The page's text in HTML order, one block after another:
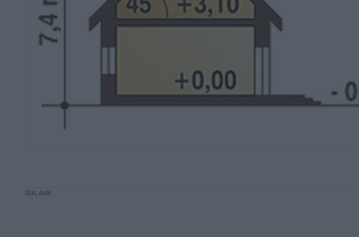
REKLAMA